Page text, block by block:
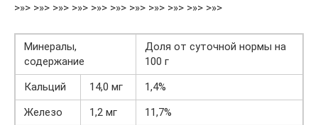
>»> >»> >»> >»> >»> >»> >»> >»> >»> >»> >»>
Минералы,
содержание
Доля от суточной нормы на
100 г
Кальций
14,0 мг
1,4%
Железо
1,2 мг
11,7%